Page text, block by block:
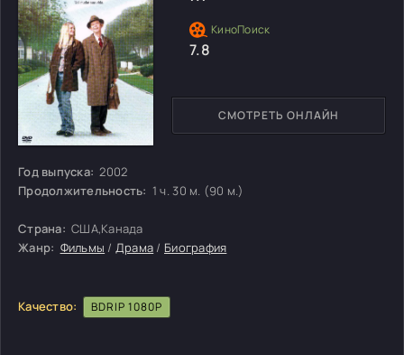
Год выпуска: 2002
Продолжительность: 1 ч. 30 м. (90 м.)
Страна: США,Канада
Жанр: Фильмы / Драма / Биография
Качество: BDRIP 1080P
СМОТРЕТЬ ОНЛАЙН
7.8